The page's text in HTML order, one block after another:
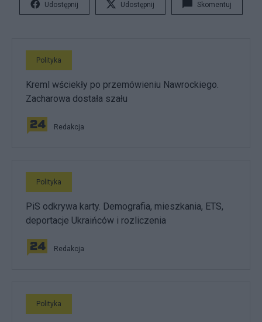
Udostępnij Udostępnij Skomentuj
Polityka
Kreml wściekły po przemówieniu Nawrockiego.
Zacharowa dostała szału
Redakcja
Polityka
PiS odkrywa karty. Demografia, mieszkania, ETS,
deportacje Ukraińców i rozliczenia
Redakcja
Polityka